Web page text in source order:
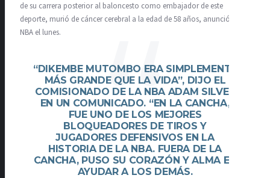
de su carrera posterior al baloncesto como embajador de este
deporte, murió de cáncer cerebral a la edad de 58 años, anunció la
NBA el lunes.
“DIKEMBE MUTOMBO ERA SIMPLEMENTE
MÁS GRANDE QUE LA VIDA”, DIJO EL
COMISIONADO DE LA NBA ADAM SILVER
EN UN COMUNICADO. “EN LA CANCHA,
FUE UNO DE LOS MEJORES
BLOQUEADORES DE TIROS Y
JUGADORES DEFENSIVOS EN LA
HISTORIA DE LA NBA. FUERA DE LA
CANCHA, PUSO SU CORAZÓN Y ALMA EN
AYUDAR A LOS DEMÁS.